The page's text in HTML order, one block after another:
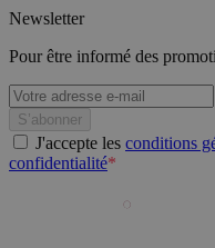
Newsletter
Pour être informé des
J'accepte les conditions
confidentialité*